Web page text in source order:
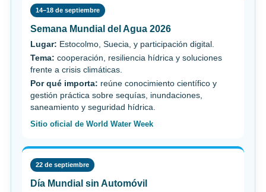
14–18 de septiembre
Semana Mundial del Agua 2026
Lugar: Estocolmo, Suecia, y participación digital.
Tema: cooperación, resiliencia hídrica y soluciones
frente a crisis climáticas.
Por qué importa: reúne conocimiento científico y
gestión práctica sobre sequías, inundaciones,
saneamiento y seguridad hídrica.
Sitio oficial de World Water Week
22 de septiembre
Día Mundial sin Automóvil